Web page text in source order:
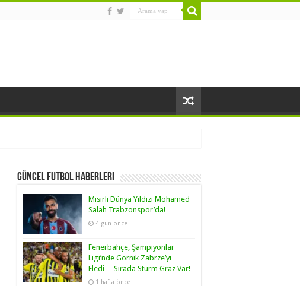
Güncel Futbol Haberleri
Mısırlı Dünya Yıldızı Mohamed
Salah Trabzonspor’da!
4 gün önce
Fenerbahçe, Şampiyonlar
Ligi’nde Gornik Zabrze’yi
Eledi… Sırada Sturm Graz Var!
1 hafta önce